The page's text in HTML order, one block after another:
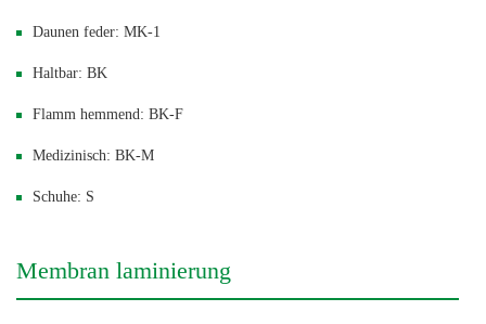
Daunen feder: MK-1
Haltbar: BK
Flamm hemmend: BK-F
Medizinisch: BK-M
Schuhe: S
Membran laminierung